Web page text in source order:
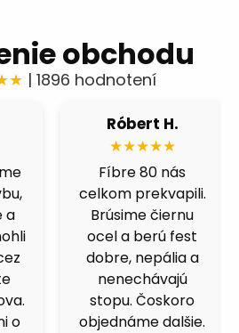
obchodu
| 1896 hodnotení
Fero B.
★★★★★
Výborná cena a
kvalita. Skúšal som
viacero obchodov,
ale kotucovo má
fakt dobrý pomer.
125ky premium
inox idú ako do
masla.